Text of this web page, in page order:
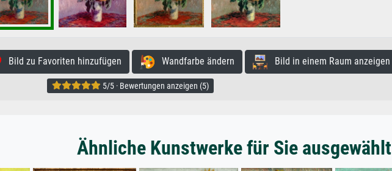
Bild zu Favoriten hinzufügen Wandfarbe ändern Bild in einem Raum anzeigen
5/5 · Bewertungen anzeigen (5)
Ähnliche Kunstwerke für Sie ausgewählt